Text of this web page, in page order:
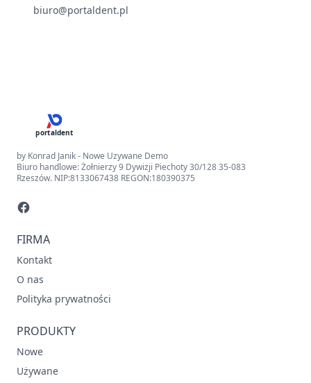
biuro@portaldent.pl
portaldent
by Konrad Janik - Nowe Uzywane Demo
Biuro handlowe: Żołnierzy 9 Dywizji Piechoty 30/128 35-083
Rzeszów. NIP:8133067438 REGON:180390375
FIRMA
Kontakt
O nas
Polityka prywatności
PRODUKTY
Nowe
Używane